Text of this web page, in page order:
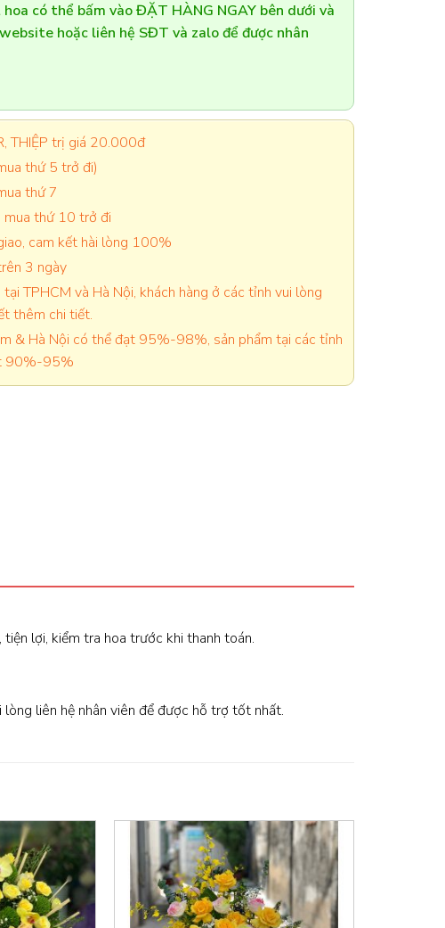
có thể bấm vào ĐẶT HÀNG NGAY bên dưới và
hoặc liên hệ SĐT và zalo để được nhân
THIỆP trị giá 20.000đ
thứ 5 trở đi)
thứ 7
mua thứ 10 trở đi
cam kết hài lòng 100%
3 ngày
TPHCM và Hà Nội, khách hàng ở các tỉnh vui lòng
thêm chi tiết.
& Hà Nội có thể đạt 95%-98%, sản phẩm tại các tỉnh
90%-95%
lợi, kiểm tra hoa trước khi thanh toán.
lòng liên hệ nhân viên để được hỗ trợ tốt nhất.